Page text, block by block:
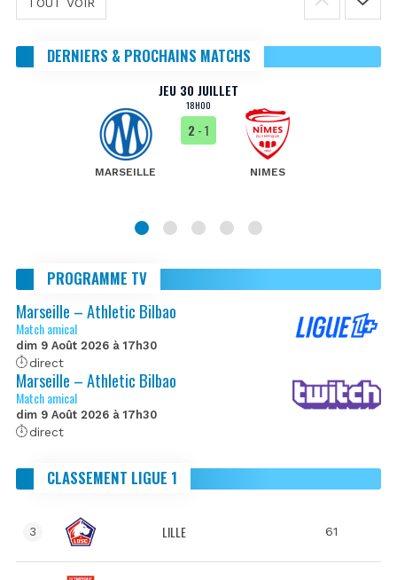
DERNIERS & PROCHAINS MATCHS
JEU 30 JUILLET
18H00
MARSEILLE
2 - 1
NIMES
PROGRAMME TV
Marseille – Athletic Bilbao
Match amical
dim 9 Août 2026 à 17h30
direct
Marseille – Athletic Bilbao
Match amical
dim 9 Août 2026 à 17h30
direct
CLASSEMENT LIGUE 1
3 LILLE 61